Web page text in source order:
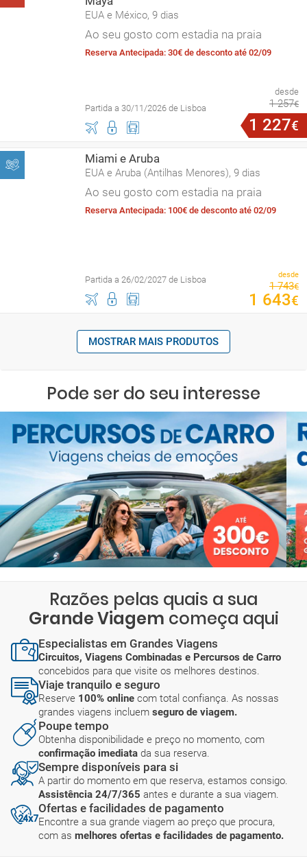
EUA e México, 9 dias
Ao seu gosto com estadia na praia
Reserva Antecipada: 30€ de desconto até 02/09
Partida a 30/11/2026 de Lisboa
desde
1 257€
1 227€
Miami e Aruba
EUA e Aruba (Antilhas Menores), 9 dias
Ao seu gosto com estadia na praia
Reserva Antecipada: 100€ de desconto até 02/09
Partida a 26/02/2027 de Lisboa desde
1 743€
1 643€
MOSTRAR MAIS PRODUTOS
Pode ser do seu interesse
Razões pelas quais a sua
Grande Viagem começa aqui
Especialistas em Grandes Viagens
Circuitos, Viagens Combinadas e Percursos de Carro
concebidos para que visite os melhores destinos.
Viaje tranquilo e seguro
Reserve 100% online com total confiança. As nossas
grandes viagens incluem seguro de viagem.
Poupe tempo
Obtenha disponibilidade e preço no momento, com
confirmação imediata da sua reserva.
Sempre disponíveis para si
A partir do momento em que reserva, estamos consigo.
Assistência 24/7/365 antes e durante a sua viagem.
Ofertas e facilidades de pagamento
Encontre a sua grande viagem ao preço que procura,
com as melhores ofertas e facilidades de pagamento.